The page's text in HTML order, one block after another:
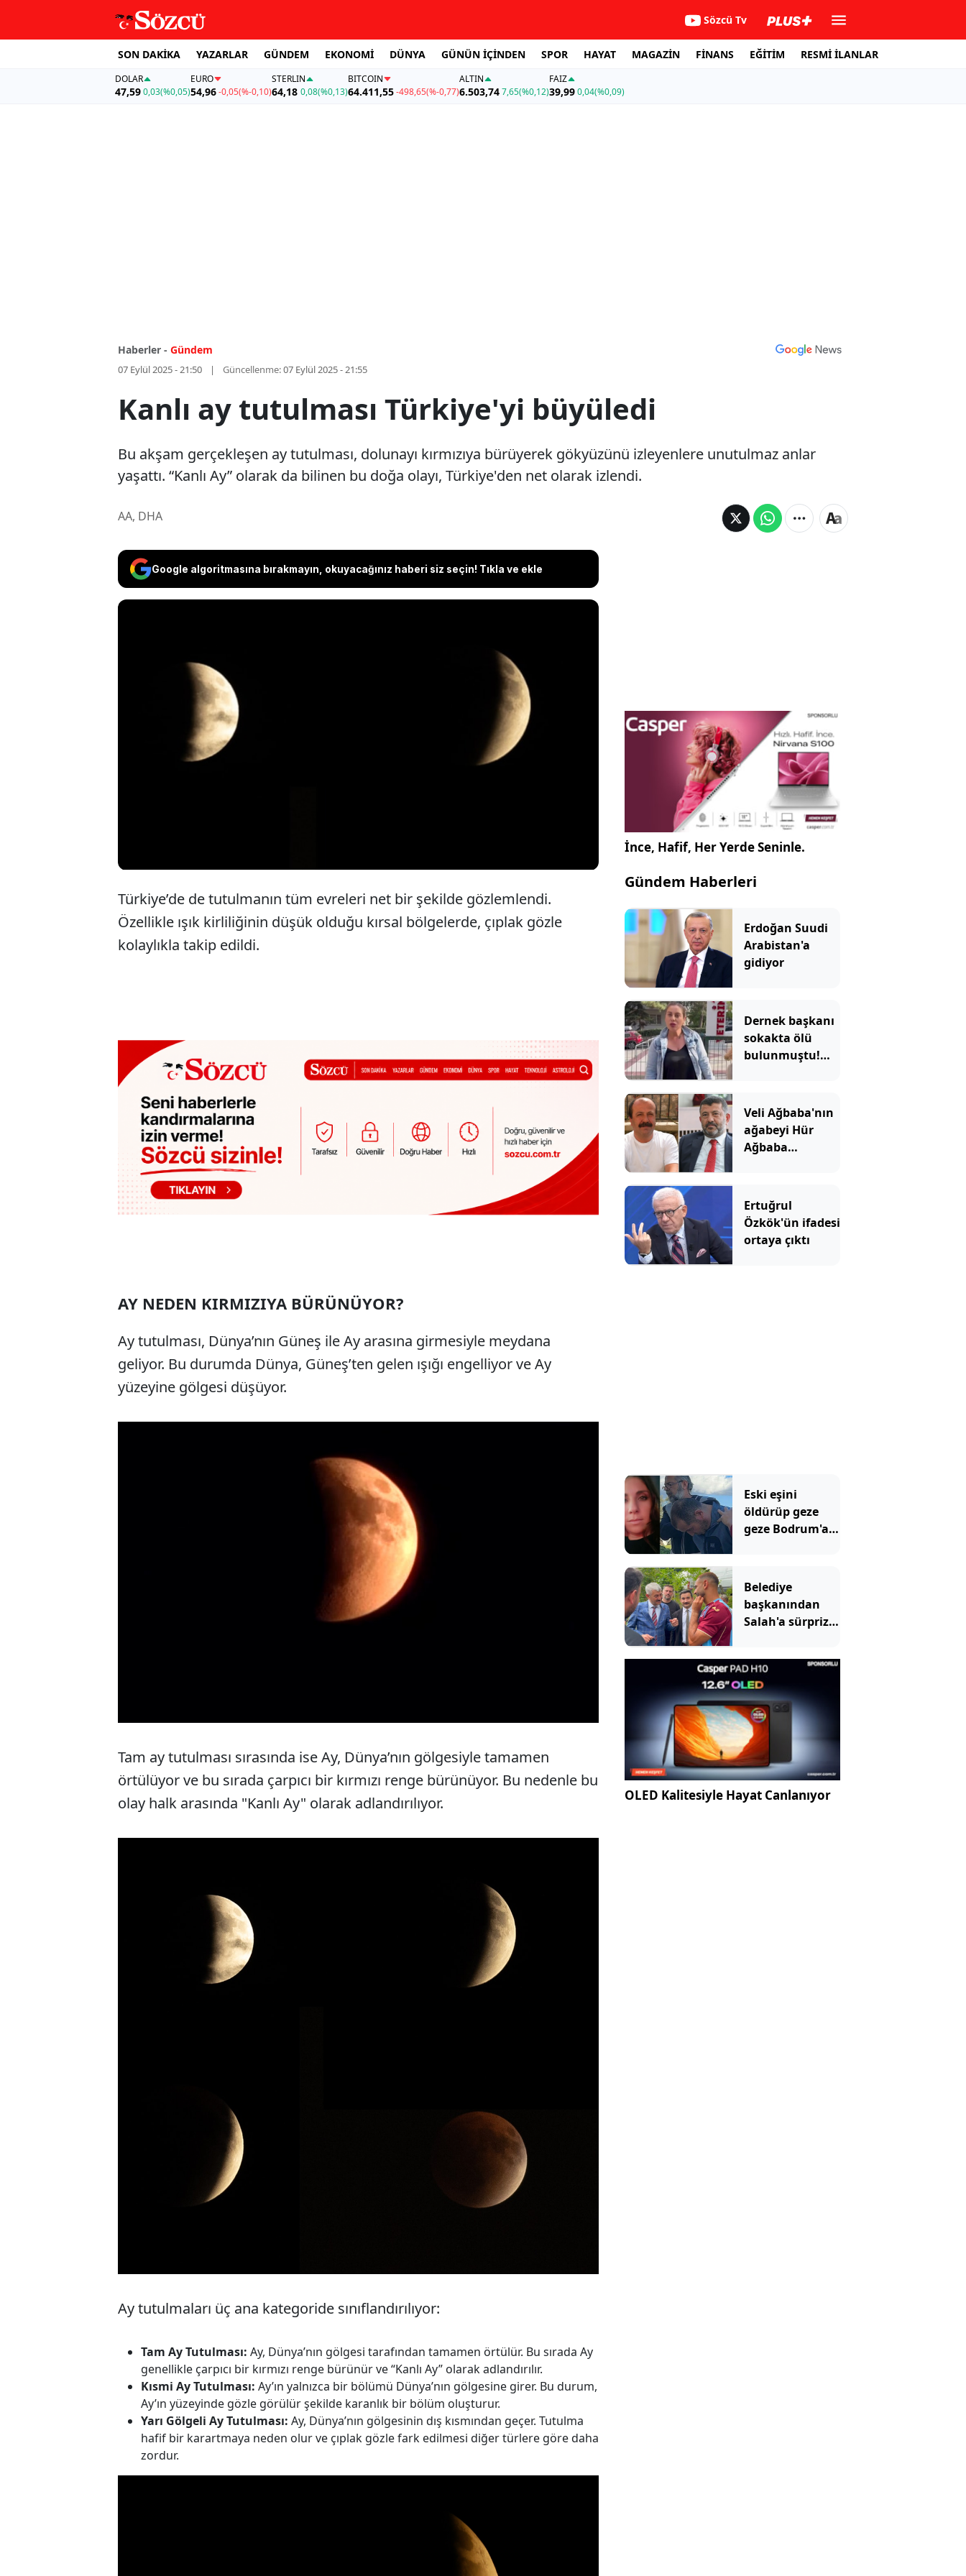
Sözcü Tv
SON DAKİKA YAZARLAR GÜNDEM EKONOMİ DÜNYA GÜNÜN İÇİNDEN SPOR HAYAT MAGAZİN FİNANS EĞİTİM RESMİ İLANLAR
DOLAR
47,590,03(%0,05)
EURO
54,96 -0,05(%-0,10)
STERLIN
64,18 0,08(%0,13)
BITCOIN
64.411,55-498,65(%-0,77)
ALTIN
6.503,747,65(%0,12)
FAİZ
39,990,04(%0,09)
Haberler - Gündem
07 Eylül 2025 - 21:50 Güncellenme:07 Eylül 2025 - 21:55
Kanlı ay tutulması Türkiye'yi büyüledi
Bu akşam gerçekleşen ay tutulması, dolunayı kırmızıya bürüyerek gökyüzünü izleyenlere unutulmaz anlar
yaşattı. “Kanlı Ay” olarak da bilinen bu doğa olayı, Türkiye'den net olarak izlendi.
AA, DHA
Google algoritmasına bırakmayın, okuyacağınız haberi siz seçin! Tıkla ve ekle
Bu akşam gerçekleşen ay tutulması, dolunayı kırmızıya
bürüyerek gökyüzünü izleyenlere unutulmaz anlar yaşattı.
“Kanlı Ay” olarak da bilinen bu doğa olayı, Türkiye'den net
Türkiye’de de tutulmanın tüm evreleri net bir şekilde gözlemlendi.
Özellikle ışık kirliliğinin düşük olduğu kırsal bölgelerde, çıplak gözle
kolaylıkla takip edildi.
AY NEDEN KIRMIZIYA BÜRÜNÜYOR?
Ay tutulması, Dünya’nın Güneş ile Ay arasına girmesiyle meydana
geliyor. Bu durumda Dünya, Güneş’ten gelen ışığı engelliyor ve Ay
yüzeyine gölgesi düşüyor.
Tam ay tutulması sırasında ise Ay, Dünya’nın gölgesiyle tamamen
örtülüyor ve bu sırada çarpıcı bir kırmızı renge bürünüyor. Bu nedenle bu
olay halk arasında "Kanlı Ay" olarak adlandırılıyor.
Ay tutulmaları üç ana kategoride sınıflandırılıyor:
Tam Ay Tutulması: Ay, Dünya’nın gölgesi tarafından tamamen örtülür. Bu sırada Ay
genellikle çarpıcı bir kırmızı renge bürünür ve “Kanlı Ay” olarak adlandırılır.
Kısmi Ay Tutulması: Ay’ın yalnızca bir bölümü Dünya’nın gölgesine girer. Bu durum,
Ay’ın yüzeyinde gözle görülür şekilde karanlık bir bölüm oluşturur.
Yarı Gölgeli Ay Tutulması: Ay, Dünya’nın gölgesinin dış kısmından geçer. Tutulma
hafif bir karartmaya neden olur ve çıplak gözle fark edilmesi diğer türlere göre daha
zordur.
İnce, Hafif, Her Yerde Seninle.
Gündem Haberleri
Erdoğan Suudi
Arabistan'a
gidiyor
Dernek başkanı
sokakta ölü
bulunmuştu!
Veli Ağbaba'nın
ağabeyi Hür
Ağbaba
Ertuğrul
Özkök'ün ifadesi
ortaya çıktı
Eski eşini
öldürüp geze
geze Bodrum'a
emsal olacak
karar
Belediye
başkanından
Salah'a sürpriz
arsa al
OLED Kalitesiyle Hayat Canlanıyor